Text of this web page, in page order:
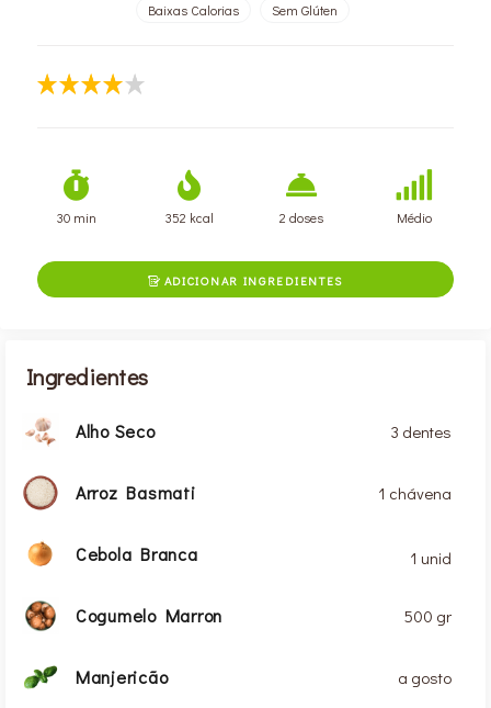
Baixas Calorias
Sem Glúten
30 min 352 kcal 2 doses Médio
ADICIONAR INGREDIENTES
Ingredientes
Alho Seco 3 dentes
Arroz Basmati 1 chávena
Cebola Branca 1 unid
Cogumelo Marron 500 gr
Manjericão a gosto